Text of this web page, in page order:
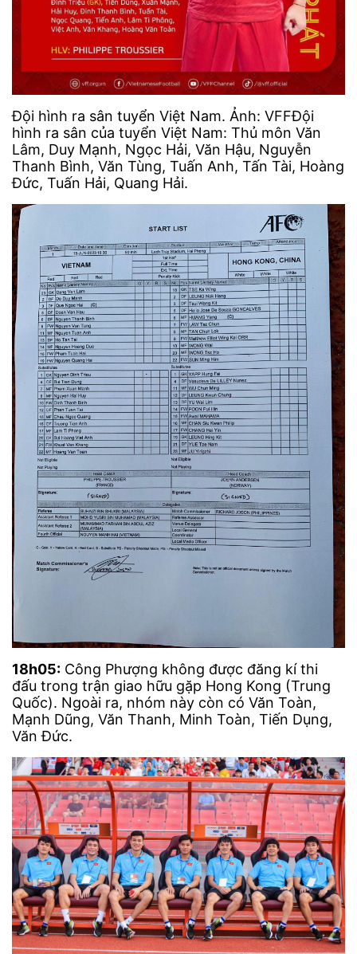
Đội hình ra sân tuyển Việt Nam. Ảnh: VFFĐội
hình ra sân của tuyển Việt Nam: Thủ môn Văn
Lâm, Duy Mạnh, Ngọc Hải, Văn Hậu, Nguyễn
Thanh Bình, Văn Tùng, Tuấn Anh, Tấn Tài, Hoàng
Đức, Tuấn Hải, Quang Hải.
18h05: Công Phượng không được đăng kí thi
đấu trong trận giao hữu gặp Hong Kong (Trung
Quốc). Ngoài ra, nhóm này còn có Văn Toàn,
Mạnh Dũng, Văn Thanh, Minh Toàn, Tiến Dụng,
Văn Đức.